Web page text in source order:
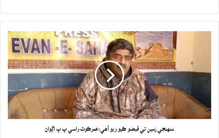
منهنجي زمين تي قبضو ڪيو ويو آهي:عمرڪوٽ واسي پ پ اڳواڻ